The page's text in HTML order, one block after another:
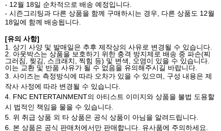
- 12월 18일 순차적으로 배송 예정입니다
- 시즌그리팅과 다른 상품을 함께 구매하시는 경우 다른 상품도 12월
18일에 함께 배송됩니다
[유의 사항]
1. 상기 사양 및 발매일은 추후 제작상의 사유로 변경될 수 있습니다
2. 아웃박스는 상품을 보호하기 위한 충격 방지제로 배송 중 파손(찌
그러짐
찢김 스크래치 찍힘 등) 및 변색 오염이 있을 수 있습니다
이는 교환 및 반품 사유가 될 수 없음을 유의해주시길 바랍니다
3. 사이즈는 측정방식에 따라 오차가 있을 수 있으며
구성 내용은 제
작사 사정에 따라 변경될 수 있습니다
4. FNC ENTERTAINMENT의 아티스트 이미지와 상품을 불법 도용할
시 법적인 책임을 물을 수 있습니다
5. 위 취급 상품 외 타 상품은 공식 상품이 아님을 알려드립니다
6. 본 상품은 공식 판매처에서만 판매합니다 유사품에 주의하세요